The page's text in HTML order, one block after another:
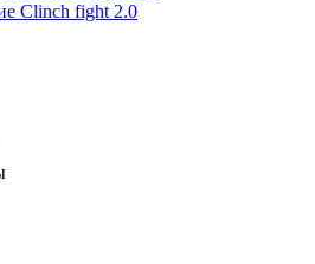
Clinch fight 2.0